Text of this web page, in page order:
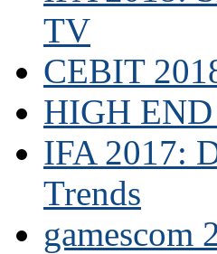
TV
CEBIT
HIGH END
IFA 2017:
Trends
gamescom